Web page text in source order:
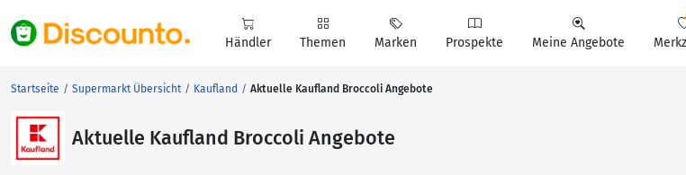
Händler Themen Marken Prospekte Meine Angebote
Startseite Supermarkt Übersicht Kaufland Aktuelle Kaufland Broccoli Angebote
Aktuelle Kaufland Broccoli Angebote